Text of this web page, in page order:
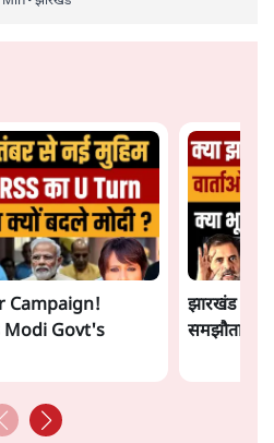
Campaign!
Modi Govt's
झारखंड
समझौता होने